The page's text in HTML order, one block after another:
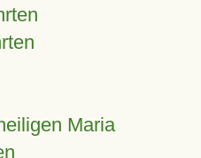
Maria